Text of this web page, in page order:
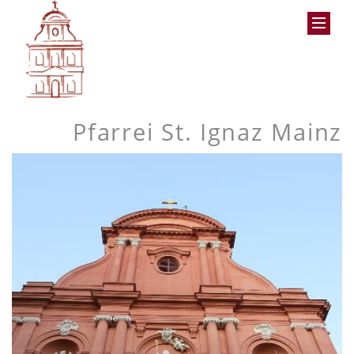
Pfarrei St. Ignaz Mainz